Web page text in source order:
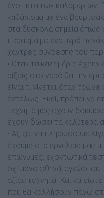
ένστικτα των καλαμαριών.
καθάρισμα με ένα
στα δύσκολα σημεία όπως
πέρασμα με ένα υγρό
χάντρες σύνδεσης του
• Όταν τα καλαμάρια έχουν
ρίξεις στο νερό θα την
είναι τι γίνεται όταν
εντελώς. Εκεί, πρέπει να
τεχνητά μας έχουν
έχουν δώσει τα καλύτερα
• Αξίζει να πληρώσουμε
έχουμε στα εργαλεία μας
επώνυμες, εξοντωτικά
όχι μόνο φθηνά, αγνώστου
αξίας τεχνητά. Και να
που θα κολλήσουν πάνω